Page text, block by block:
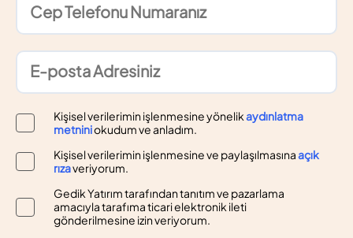
Kişisel verilerimin işlenmesine yönelikaydınlatma
metniniokudum ve anladım.
Kişisel verilerimin işlenmesine ve paylaşılmasınaaçık
rızaveriyorum.
Gedik Yatırım tarafından tanıtım ve pazarlama
amacıyla tarafıma ticari elektronik ileti
gönderilmesine izin veriyorum.